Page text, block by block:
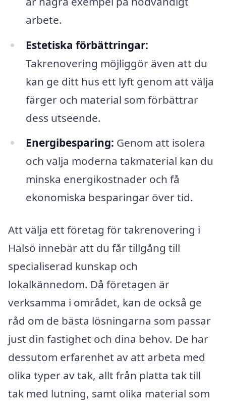
arbete.
Estetiska förbättringar:
Takrenovering möjliggör även att du
kan ge ditt hus ett lyft genom att välja
färger och material som förbättrar
dess utseende.
Energibesparing: Genom att isolera
och välja moderna takmaterial kan du
minska energikostnader och få
ekonomiska besparingar över tid.
Att välja ett företag för takrenovering i
Hälsö innebär att du får tillgång till
specialiserad kunskap och
lokalkännedom. Då företagen är
verksamma i området, kan de också ge
råd om de bästa lösningarna som passar
just din fastighet och dina behov. De har
dessutom erfarenhet av att arbeta med
olika typer av tak, allt från platta tak till
tak med lutning, samt olika material som